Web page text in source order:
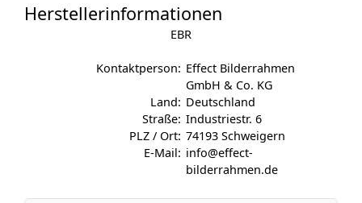
Herstellerinformationen
EBR
Kontaktperson: Effect Bilderrahmen
GmbH & Co. KG
Land: Deutschland
Straße: Industriestr. 6
PLZ / Ort: 74193 Schweigern
E-Mail: info@effect-
bilderrahmen.de